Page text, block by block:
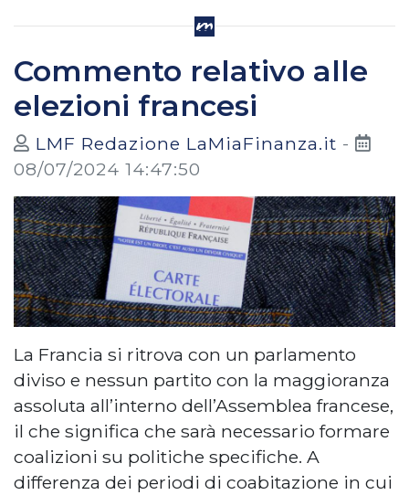
Commento relativo alle
elezioni francesi
LMF Redazione LaMiaFinanza.it -
08/07/2024 14:47:50
La Francia si ritrova con un parlamento
diviso e nessun partito con la maggioranza
assoluta all’interno dell’Assemblea francese,
il che significa che sarà necessario formare
coalizioni su politiche specifiche. A
differenza dei periodi di coabitazione in cui